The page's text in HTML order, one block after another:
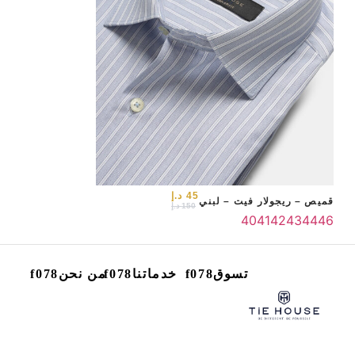
قميص – ريجولار فيت – لبني 150 د.إ
45 د.إ
404142434446
تسوق خدماتنا من نحن